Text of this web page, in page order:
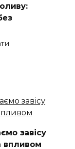
завісу
впливом